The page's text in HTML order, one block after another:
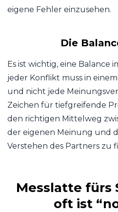
eigene Fehler einzusehen.
Die
Es ist wichtig, eine Balance
jeder Konflikt muss in
und nicht jede
Zeichen für tiefgreifende
den richtigen Mittelweg
der eigenen Meinung und
Verstehen des Partners zu
Messlatte fürs
oft ist